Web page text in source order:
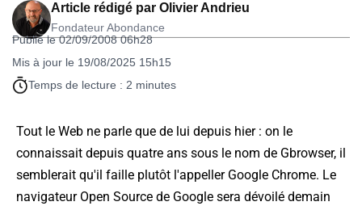
Article rédigé par Olivier Andrieu
Fondateur Abondance
Publié le 02/09/2008 06h28
Mis à jour le 19/08/2025 15h15
Temps de lecture : 2 minutes
Tout le Web ne parle que de lui depuis hier : on le
connaissait depuis quatre ans sous le nom de Gbrowser, il
semblerait qu'il faille plutôt l'appeller Google Chrome. Le
navigateur Open Source de Google sera dévoilé demain